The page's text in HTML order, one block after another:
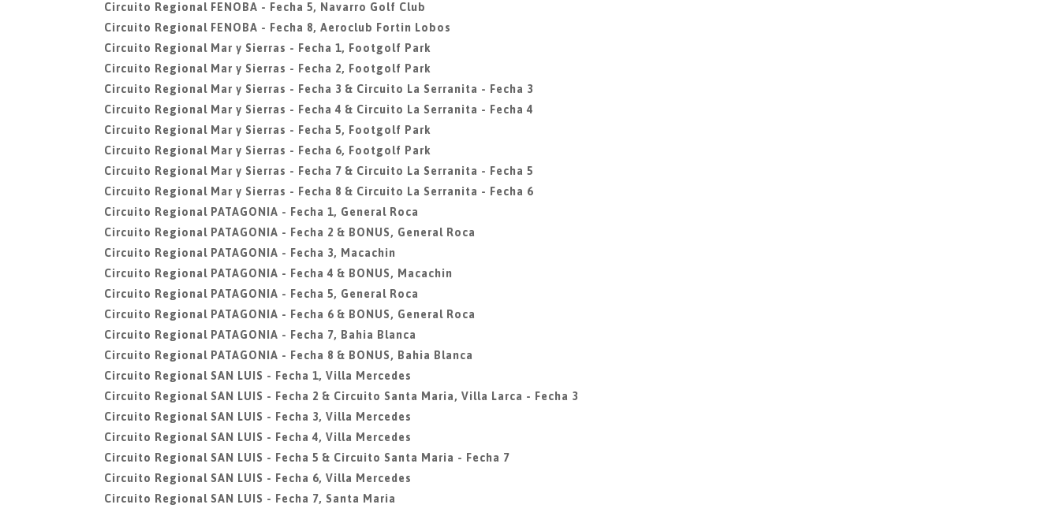
Circuito Regional FENOBA - Fecha 5, Navarro Golf Club
Circuito Regional FENOBA - Fecha 8, Aeroclub Fortin Lobos
Circuito Regional Mar y Sierras - Fecha 1, Footgolf Park
Circuito Regional Mar y Sierras - Fecha 2, Footgolf Park
Circuito Regional Mar y Sierras - Fecha 3 & Circuito La Serranita - Fecha 3
Circuito Regional Mar y Sierras - Fecha 4 & Circuito La Serranita - Fecha 4
Circuito Regional Mar y Sierras - Fecha 5, Footgolf Park
Circuito Regional Mar y Sierras - Fecha 6, Footgolf Park
Circuito Regional Mar y Sierras - Fecha 7 & Circuito La Serranita - Fecha 5
Circuito Regional Mar y Sierras - Fecha 8 & Circuito La Serranita - Fecha 6
Circuito Regional PATAGONIA - Fecha 1, General Roca
Circuito Regional PATAGONIA - Fecha 2 & BONUS, General Roca
Circuito Regional PATAGONIA - Fecha 3, Macachin
Circuito Regional PATAGONIA - Fecha 4 & BONUS, Macachin
Circuito Regional PATAGONIA - Fecha 5, General Roca
Circuito Regional PATAGONIA - Fecha 6 & BONUS, General Roca
Circuito Regional PATAGONIA - Fecha 7, Bahia Blanca
Circuito Regional PATAGONIA - Fecha 8 & BONUS, Bahia Blanca
Circuito Regional SAN LUIS - Fecha 1, Villa Mercedes
Circuito Regional SAN LUIS - Fecha 2 & Circuito Santa Maria, Villa Larca - Fecha 3
Circuito Regional SAN LUIS - Fecha 3, Villa Mercedes
Circuito Regional SAN LUIS - Fecha 4, Villa Mercedes
Circuito Regional SAN LUIS - Fecha 5 & Circuito Santa Maria - Fecha 7
Circuito Regional SAN LUIS - Fecha 6, Villa Mercedes
Circuito Regional SAN LUIS - Fecha 7, Santa Maria